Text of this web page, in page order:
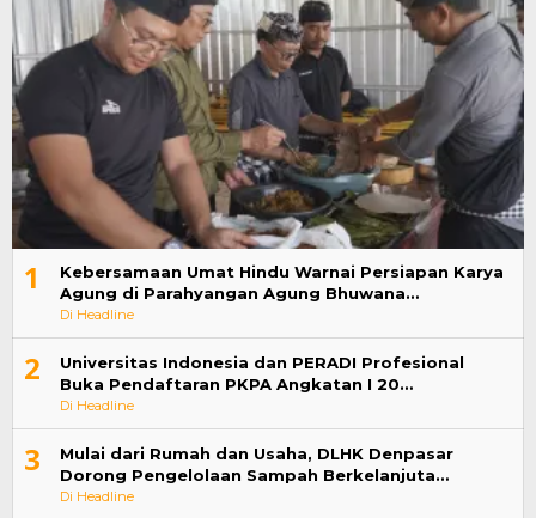
1
Kebersamaan Umat Hindu Warnai Persiapan Karya
Agung di Parahyangan Agung Bhuwana…
Di Headline
2
Universitas Indonesia dan PERADI Profesional
Buka Pendaftaran PKPA Angkatan I 20…
Di Headline
3
Mulai dari Rumah dan Usaha, DLHK Denpasar
Dorong Pengelolaan Sampah Berkelanjuta…
Di Headline